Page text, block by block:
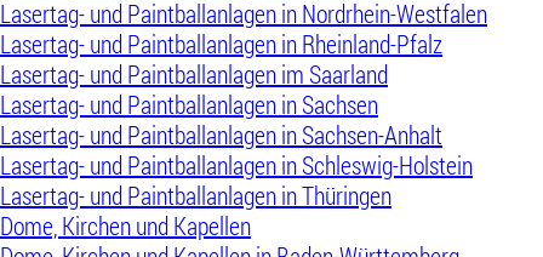
Lasertag- und Paintballanlagen in Nordrhein-Westfalen
Lasertag- und Paintballanlagen in Rheinland-Pfalz
Lasertag- und Paintballanlagen im Saarland
Lasertag- und Paintballanlagen in Sachsen
Lasertag- und Paintballanlagen in Sachsen-Anhalt
Lasertag- und Paintballanlagen in Schleswig-Holstein
Lasertag- und Paintballanlagen in Thüringen
Dome, Kirchen und Kapellen